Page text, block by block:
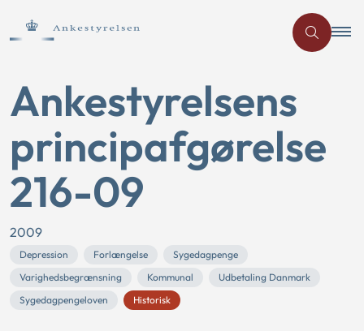
Ankestyrelsens
principafgørelse
216-09
2009
Depression Forlængelse
Sygedagpenge
Varighedsbegrænsning
Kommunal
Udbetaling Danmark
Sygedagpengeloven
Historisk